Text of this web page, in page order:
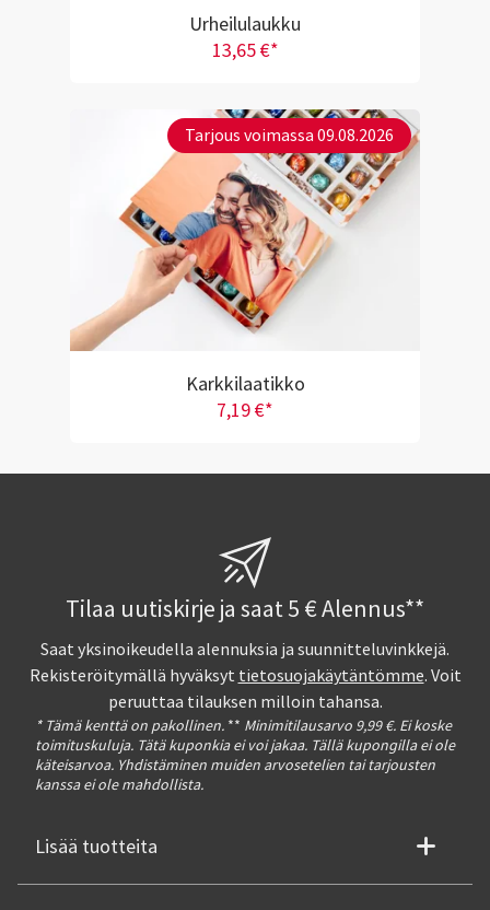
Urheilulaukku
13,65 €*
Tarjous voimassa 09.08.2026
Karkkilaatikko
7,19 €*
Tilaa uutiskirje ja saat 5 € Alennus**
Saat yksinoikeudella alennuksia ja suunnitteluvinkkejä.
Rekisteröitymällä hyväksyt tietosuojakäytäntömme. Voit
peruuttaa tilauksen milloin tahansa.
* Tämä kenttä on pakollinen. ** Minimitilausarvo 9,99 €. Ei koske
toimituskuluja. Tätä kuponkia ei voi jakaa. Tällä kupongilla ei ole
käteisarvoa. Yhdistäminen muiden arvosetelien tai tarjousten
kanssa ei ole mahdollista.
Lisää tuotteita